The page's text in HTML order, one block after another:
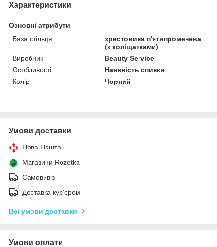
Характеристики
Основні атрибути
База стільця
хрестовина п'ятипроменева
(з коліщатками)
Виробник
Beauty Service
Особливості
Наявність спинки
Колір
Чорний
Умови доставки
Нова Пошта
Магазини Rozetka
Самовивіз
Доставка кур'єром
Всі умови доставки
Умови оплати